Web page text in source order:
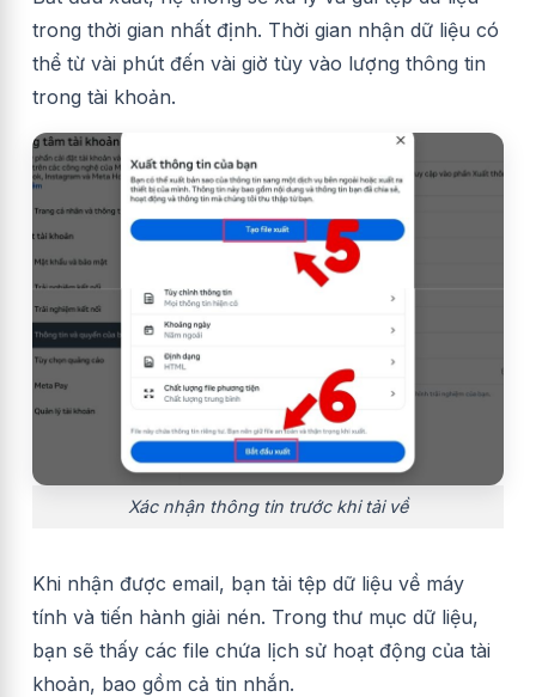
trong thời gian nhất định. Thời gian nhận dữ liệu có
thể từ vài phút đến vài giờ tùy vào lượng thông tin
trong tài khoản.
Xác nhận thông tin trước khi tải về
Khi nhận được email, bạn tải tệp dữ liệu về máy
tính và tiến hành giải nén. Trong thư mục dữ liệu,
bạn sẽ thấy các file chứa lịch sử hoạt động của tài
khoản, bao gồm cả tin nhắn.